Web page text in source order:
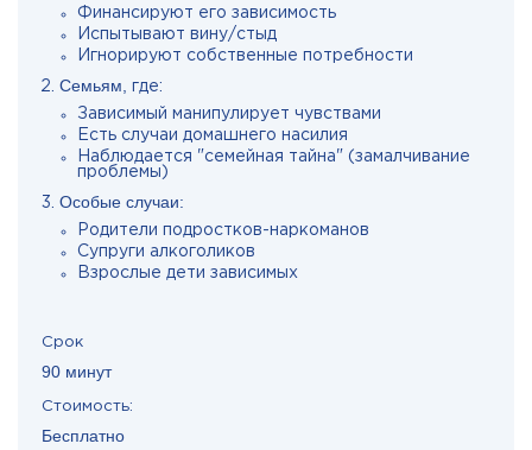
Финансируют его зависимость
Испытывают вину/стыд
Игнорируют собственные потребности
Семьям,
где:
Зависимый манипулирует чувствами
Есть случаи домашнего насилия
Наблюдается "семейная тайна" (замалчивание
проблемы)
Особые случаи:
Родители подростков-наркоманов
Супруги алкоголиков
Взрослые дети зависимых
Срок
90 минут
Стоимость:
Бесплатно